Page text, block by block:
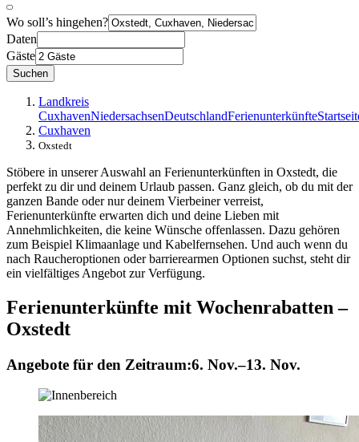
Wo soll’s hingehen?
Daten
Gäste
Suchen
Landkreis
CuxhavenNiedersachsenDeutschlandFerienunterkünfte
Cuxhaven
Oxstedt
Stöbere in unserer Auswahl an Ferienunterkünften in Oxstedt, die
perfekt zu dir und deinem Urlaub passen. Ganz gleich, ob du mit der
ganzen Bande oder nur deinem Vierbeiner verreist,
Ferienunterkünfte erwarten dich und deine Lieben mit
Annehmlichkeiten, die keine Wünsche offenlassen. Dazu gehören
zum Beispiel Klimaanlage und Kabelfernsehen. Und auch wenn du
nach Raucheroptionen oder barrierearmen Optionen suchst, steht dir
ein vielfältiges Angebot zur Verfügung.
Ferienunterkünfte mit Wochenrabatten –
Oxstedt
Angebote für den Zeitraum:6. Nov.–13. Nov.